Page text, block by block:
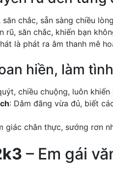
săn chắc, sẵn sàng chiều
rũ, săn chắc, khiến bạn
là phát ra âm thanh mê
hiền, làm
chiều chuộng, luôn
: Dâm đãng vừa đủ, biết
giác chân thực, sướng rơn
– Em gái